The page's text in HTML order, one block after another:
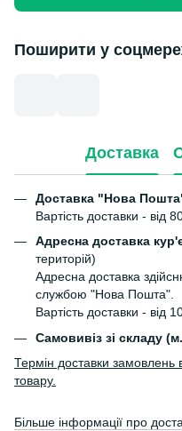
Поширити у
Доставка
Доставка "Нова
Вартість доставки - від
Адресна доставка
територій)
Адресна доставка
службою "Нова Пошта".
Вартість доставки - від
Самовивіз зі складу
Термін доставки замовлень
товару.
Більше інформації про